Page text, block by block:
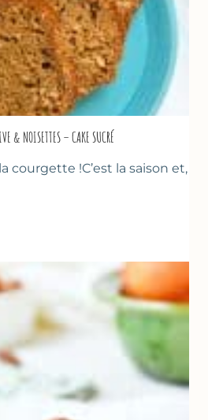
& NOISETTES – CAKE SUCRÉ
courgette !C’est la saison et,